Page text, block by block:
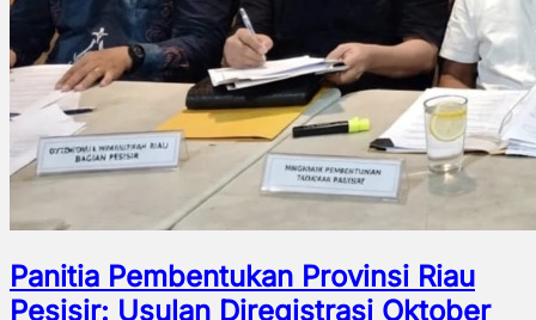
Panitia Pembentukan Provinsi Riau
Pesisir: Usulan Diregistrasi Oktober